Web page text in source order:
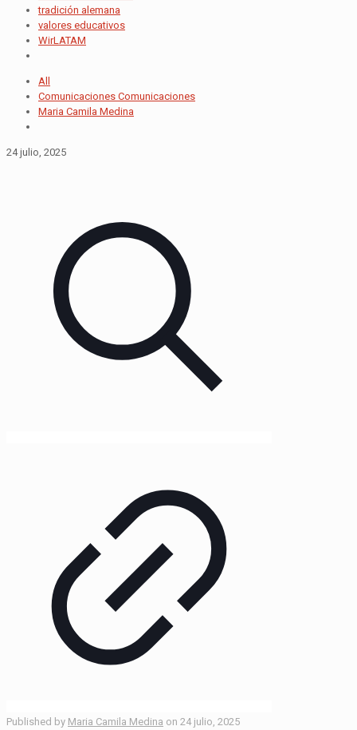
tradición alemana
valores educativos
WirLATAM
All
Comunicaciones Comunicaciones
Maria Camila Medina
24 julio, 2025
Published by Maria Camila Medina on 24 julio, 2025